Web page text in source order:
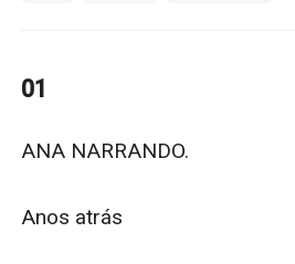
mudou a sua vida e que iria
Tom, o primeiro e único herdeiro
regras. Filho único do temido
01
ANA NARRANDO.
Anos atrás